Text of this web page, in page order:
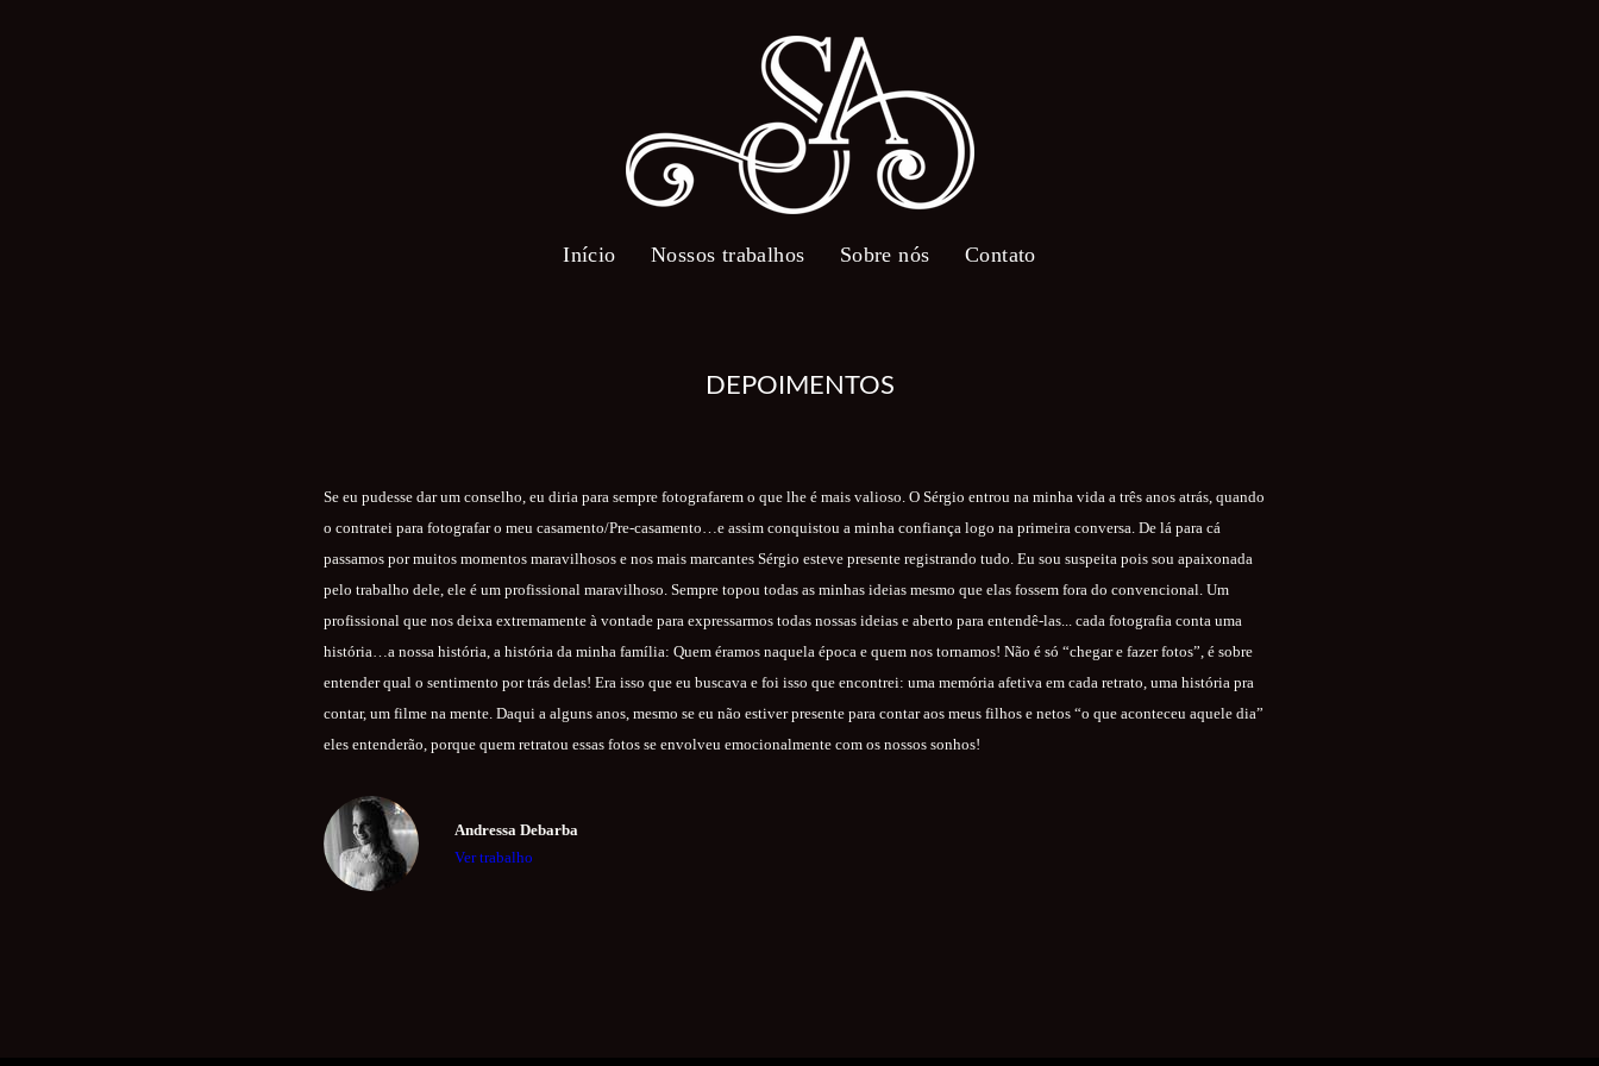
Início Nossos trabalhos Sobre nós Contato
DEPOIMENTOS
Se eu pudesse dar um conselho, eu diria para sempre fotografarem o que lhe é mais valioso. O Sérgio entrou na minha vida a três anos atrás, quando
o contratei para fotografar o meu casamento/Pre-casamento…e assim conquistou a minha confiança logo na primeira conversa. De lá para cá
passamos por muitos momentos maravilhosos e nos mais marcantes Sérgio esteve presente registrando tudo. Eu sou suspeita pois sou apaixonada
pelo trabalho dele, ele é um profissional maravilhoso. Sempre topou todas as minhas ideias mesmo que elas fossem fora do convencional. Um
profissional que nos deixa extremamente à vontade para expressarmos todas nossas ideias e aberto para entendê-las... cada fotografia conta uma
história…a nossa história, a história da minha família: Quem éramos naquela época e quem nos tornamos! Não é só “chegar e fazer fotos”, é sobre
entender qual o sentimento por trás delas! Era isso que eu buscava e foi isso que encontrei: uma memória afetiva em cada retrato, uma história pra
contar, um filme na mente. Daqui a alguns anos, mesmo se eu não estiver presente para contar aos meus filhos e netos “o que aconteceu aquele dia”
eles entenderão, porque quem retratou essas fotos se envolveu emocionalmente com os nossos sonhos!
Andressa Debarba
Ver trabalho